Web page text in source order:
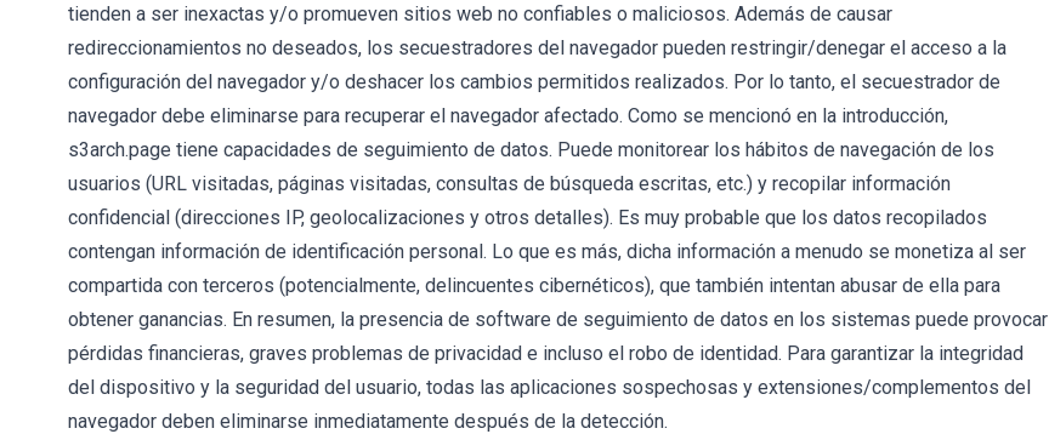
tienden a ser inexactas y/o promueven sitios web no confiables o maliciosos. Además de causar
redireccionamientos no deseados, los secuestradores del navegador pueden restringir/denegar el acceso a la
configuración del navegador y/o deshacer los cambios permitidos realizados. Por lo tanto, el secuestrador de
navegador debe eliminarse para recuperar el navegador afectado. Como se mencionó en la introducción,
s3arch.page tiene capacidades de seguimiento de datos. Puede monitorear los hábitos de navegación de los
usuarios (URL visitadas, páginas visitadas, consultas de búsqueda escritas, etc.) y recopilar información
confidencial (direcciones IP, geolocalizaciones y otros detalles). Es muy probable que los datos recopilados
contengan información de identificación personal. Lo que es más, dicha información a menudo se monetiza al ser
compartida con terceros (potencialmente, delincuentes cibernéticos), que también intentan abusar de ella para
obtener ganancias. En resumen, la presencia de software de seguimiento de datos en los sistemas puede provocar
pérdidas financieras, graves problemas de privacidad e incluso el robo de identidad. Para garantizar la integridad
del dispositivo y la seguridad del usuario, todas las aplicaciones sospechosas y extensiones/complementos del
navegador deben eliminarse inmediatamente después de la detección.